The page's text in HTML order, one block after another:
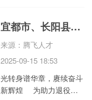
役军人事务局、猇亭区退
（宜昌）职校承办的2025
年秋季自主就业退役士兵
适应性培训圆满落下...
宜都市、长阳县、五峰县、猇亭区2025年秋季退役士兵返乡欢迎仪式暨适应性培训开班典礼隆重举行！
来源：腾飞人才
2025-09-15 18:53
光转身谱华章，赓续奋斗
新辉煌 为助力退役士